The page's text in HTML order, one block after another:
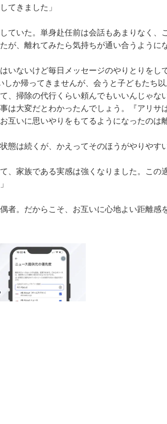
てきました」
ていた。単身赴任前は会話もあまりなく、
が、離れてみたら気持ちが通い合うように
いないけど毎日メッセージのやりとりをし
しか帰ってきませんが、会うと子どもたち
、掃除の代行くらい頼んでもいいんじゃな
は大変だとわかったんでしょう。『アリサ
互いに思いやりをもてるようになったのは
態は続くが、かえってそのほうがやりやす
、家族である実感は強くなりました。この
者。だからこそ、お互いに心地よい距離感